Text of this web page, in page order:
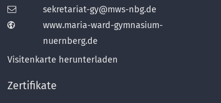
sekretariat-gy@mws-nbg.de
www.maria-ward-gymnasium-
nuernberg.de
Visitenkarte herunterladen
Zertifikate